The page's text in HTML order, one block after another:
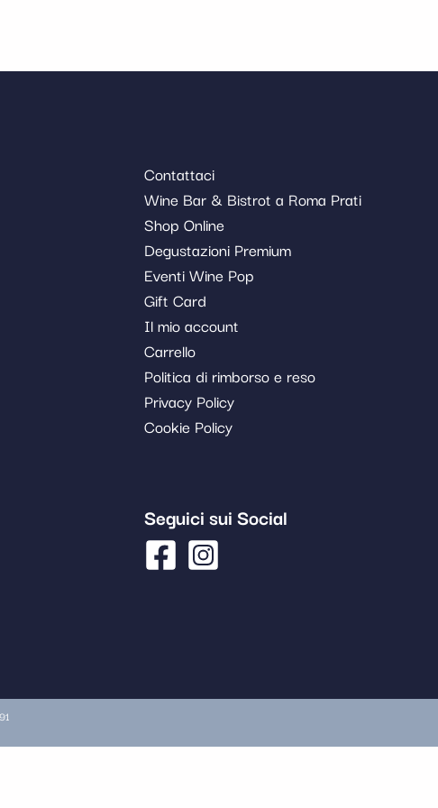
Contattaci
Wine Bar & Bistrot a Roma Prati
Shop Online
Degustazioni Premium
Eventi Wine Pop
Gift Card
Il mio account
Carrello
Politica di rimborso e reso
Privacy Policy
Cookie Policy
Seguici sui Social